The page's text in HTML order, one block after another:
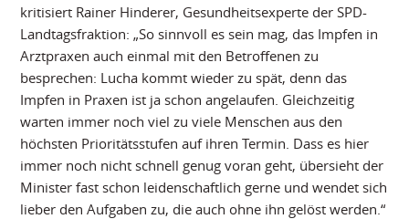
kritisiert Rainer Hinderer, Gesundheitsexperte der SPD-
Landtagsfraktion: „So sinnvoll es sein mag, das Impfen in
Arztpraxen auch einmal mit den Betroffenen zu
besprechen: Lucha kommt wieder zu spät, denn das
Impfen in Praxen ist ja schon angelaufen. Gleichzeitig
warten immer noch viel zu viele Menschen aus den
höchsten Prioritätsstufen auf ihren Termin. Dass es hier
immer noch nicht schnell genug voran geht, übersieht der
Minister fast schon leidenschaftlich gerne und wendet sich
lieber den Aufgaben zu, die auch ohne ihn gelöst werden.“